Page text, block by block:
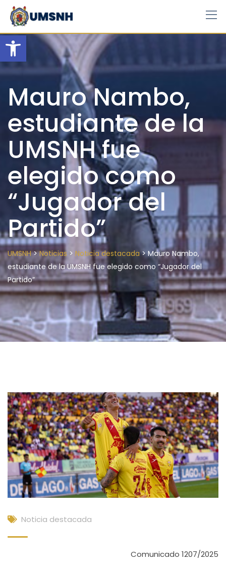
Open toolbar
Skip
content
Mauro Nambo,
estudiante de la
UMSNH fue
elegido como
“Jugador del
Partido”
UMSNH>Noticias > Noticia destacada>Mauro Nambo,
estudiante de la UMSNH fue elegido como “Jugador del
Partido”
Noticia destacada
Comunicado 1207/2025